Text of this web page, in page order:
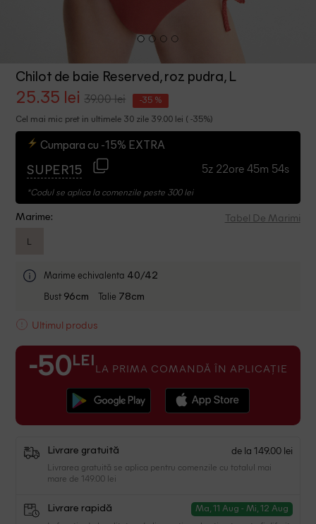
Chilot de baie Reserved, roz pudra, L
25.35 lei 39.00 lei -35 %
Cel mai mic pret in ultimele 30 zile 39.00 lei ( -35%)
Cumpara cu -15% EXTRA
SUPER15 5z 22ore 45m 53s
*Codul se aplica la comenzile peste 300 lei
Marime: Tabel De Marimi
L
Marime echivalenta 40/42
Bust 96cm Talie 78cm
Ultimul produs
-50 LEI LA PRIMA COMANDĂ ÎN APLICAȚIE
Livrare gratuită de la 149.00 lei
Livrarea gratuită se aplica pentru comenzile cu totalul mai
mare de 149.00 lei
Livrare rapidă Ma, 11 Aug - Mi, 12 Aug